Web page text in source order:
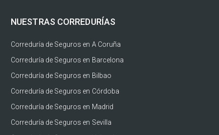
NUESTRAS CORREDURÍAS
Correduría de Seguros en A Coruña
Correduría de Seguros en Barcelona
Correduría de Seguros en Bilbao
Correduría de Seguros en Córdoba
Correduría de Seguros en Madrid
Correduría de Seguros en Sevilla